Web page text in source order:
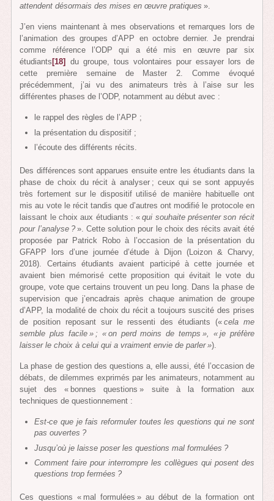
attendent désormais des mises en œuvre pratiques ».
J’en viens maintenant à mes observations et remarques lors de
l’animation des groupes d’APP en octobre dernier. Je prendrai
comme référence l’ODP qui a été mis en œuvre par six
étudiants [18]
du groupe, tous volontaires pour essayer lors de
cette première semaine de Master 2. Comme évoqué
précédemment, j’ai vu des animateurs très à l’aise sur les
différentes phases de l’ODP, notamment au début avec :
le rappel des règles de l’APP ;
la présentation du dispositif ;
l’écoute des différents récits.
Des différences sont apparues ensuite entre les étudiants dans la
phase de choix du récit à analyser ; ceux qui se sont appuyés
très fortement sur le dispositif utilisé de manière habituelle ont
mis au vote le récit tandis que d’autres ont modifié le protocole en
laissant le choix aux étudiants : «qui souhaite présenter son récit
pour l’analyse ? ». Cette solution pour le choix des récits avait été
proposée par Patrick Robo à l’occasion de la présentation du
GFAPP lors d’une journée d’étude à Dijon (Loizon & Charvy,
2018). Certains étudiants avaient participé à cette journée et
avaient bien mémorisé cette proposition qui évitait le vote du
groupe, vote que certains trouvent un peu long. Dans la phase de
supervision que j’encadrais après chaque animation de groupe
d’APP, la modalité de choix du récit a toujours suscité des prises
de position reposant sur le ressenti des étudiants (« cela me
semble plus facile » ; « on perd moins de temps », « je préfère
laisser le choix à celui qui a vraiment envie de parler »).
La phase de gestion des questions a, elle aussi, été l’occasion de
débats, de dilemmes exprimés par les animateurs, notamment au
sujet des « bonnes questions » suite à la formation aux
techniques de questionnement :
Est-ce que je fais reformuler toutes les questions qui ne sont
pas ouvertes ?
Jusqu’où je laisse poser les questions mal formulées ?
Comment faire pour interrompre les collègues qui posent des
questions trop fermées ?
Ces questions « mal formulées » au début de la formation ont